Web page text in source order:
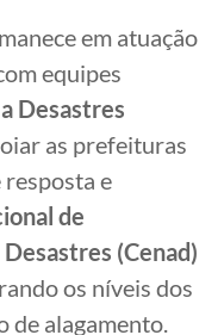
em atuação
equipes
Desastres
as prefeituras
resposta e
de
(Cenad)
os níveis dos
de alagamento.